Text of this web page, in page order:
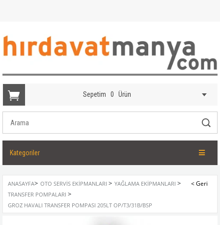
Sepetim 0 Ürün
Kategoriler
ANASAYFA> OTO SERVIS EKIPMANLARI > YAĞLAMA EKIPMANLARI >
TRANSFER POMPALARI >
GROZ HAVALI TRANSFER POMPASI 205LT OP/T3/31B/BSP